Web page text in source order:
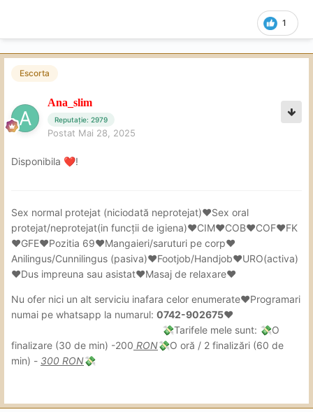
1
Escorta
Ana_slim
Reputație: 2979
Postat Mai 28, 2025
Disponibila ❤️!
Sex normal protejat (niciodată neprotejat)❤Sex oral
protejat/neprotejat(in funcții de igiena)❤CIM❤COB❤COF❤FK
❤GFE❤Pozitia 69❤Mangaieri/saruturi pe corp❤
Anilingus/Cunnilingus (pasiva)❤Footjob/Handjob❤URO(activa)
❤Dus impreuna sau asistat❤Masaj de relaxare❤
Nu ofer nici un alt serviciu inafara celor enumerate❤Programari
numai pe whatsapp la numarul: 0742-902675❤
💸Tarifele mele sunt: 💸O
finalizare (30 de min) -200 RON💸O oră / 2 finalizări (60 de
min) - 300 RON💸